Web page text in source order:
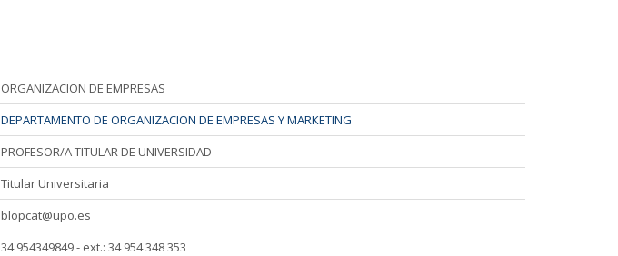
ORGANIZACION DE EMPRESAS
DEPARTAMENTO DE ORGANIZACION DE EMPRESAS Y MARKETING
PROFESOR/A TITULAR DE UNIVERSIDAD
Titular Universitaria
blopcat@upo.es
34 954349849 - ext.: 34 954 348 353